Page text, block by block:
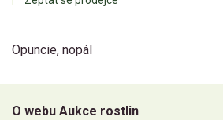
Opuncie, nopál
O webu Aukce rostlin